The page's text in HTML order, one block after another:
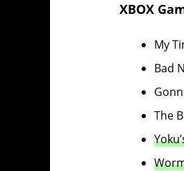
XBOX
My
Bad
The